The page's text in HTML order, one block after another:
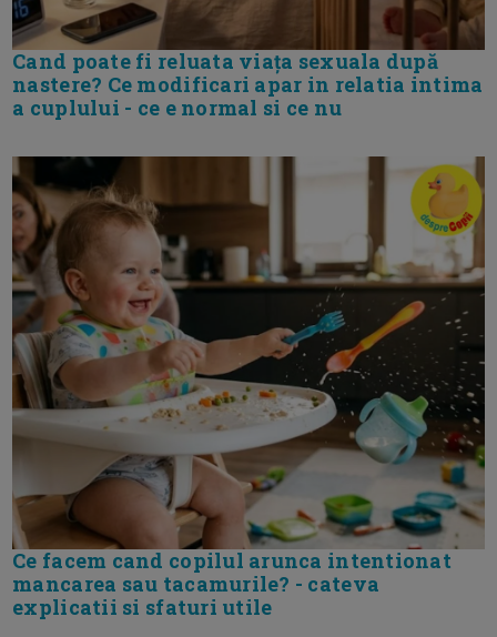
Cand poate fi reluata viața sexuala după
nastere? Ce modificari apar in relatia intima
a cuplului - ce e normal si ce nu
Ce facem cand copilul arunca intentionat
mancarea sau tacamurile? - cateva
explicatii si sfaturi utile